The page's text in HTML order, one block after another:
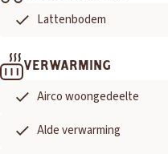
Lattenbodem
VERWARMING
Airco woongedeelte
Alde verwarming